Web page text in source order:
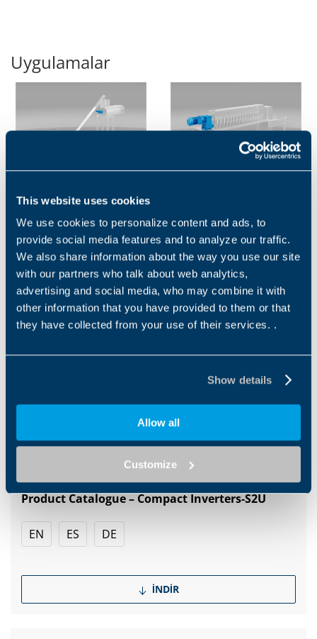
This website uses cookies
We use cookies to personalize content and ads, to
provide social media features and to analyze our traffic.
We also share information about the way you use our site
with our partners who talk about web analytics,
advertising and social media, who may combine it with
other information that you have provided to them or that
they have collected from your use of their services. .
Show details
Allow all
Customize
Uygulamalar
HAMMADDE
Hammadde işleme, pişirme
süresinin ilk aşamasıdır.
Sonraki pişirme işlemlerinin
kesintiye uğramasını...
Karıştırma ve kalıptan
çıkarma, bu özel alt işlemin iki
önemli aşamasıdır.
Karıştırıcılara...
1234 567
Category filter
Catalogues
Product Catalogue – Compact Inverters-S2U
EN ES DE
İNDIR